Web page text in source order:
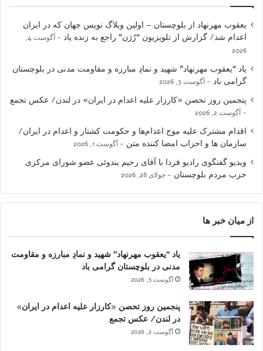
یعقوب مهرنهاد از بلوچستان – اولین وبلاگ نویس جهان که در ایران
اعدام شد/ گزارش از تلویزیون “رُژن” راجع به زنده یاد
آگوست 4,
2026
یاد “یعقوب مهرنهاد” شهید و نمادِ مبارزه و مقاومت مدنی در بلوچستان
گرامی باد
آگوست 3, 2026
پنجمین روز تحصن «کارزار علیه اعدام در ایران» در لندن/ عکس تجمع
آگوست 2, 2026
اقدام مشترک علیه موج اعدام‌ها و حکومت کشتار و اعدام در ایران/
سازمان ها و احزاب امضا کننده متن
آگوست 1, 2026
ویدیو گفتگوی رادیو فردا با آقای رحیم بندوئی عضو شورای مرکزی
حزب مردم بلوچستان
جولای 28, 2026
از میان خبر ها
یاد “یعقوب مهرنهاد” شهید و نمادِ مبارزه و مقاومت
مدنی در بلوچستان گرامی باد
آگوست 3, 2026
پنجمین روز تحصن «کارزار علیه اعدام در ایران»
در لندن/ عکس تجمع
آگوست 2, 2026